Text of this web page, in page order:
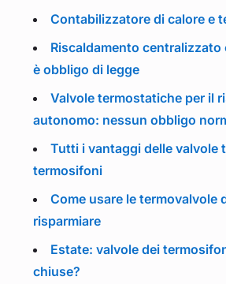
Contabilizzatore di calore e
Riscaldamento
è obbligo di legge
Valvole termostatiche per il
autonomo: nessun obbligo
Tutti i vantaggi delle valvole
termosifoni
Come usare le termovalvole
risparmiare
Estate: valvole dei
chiuse?